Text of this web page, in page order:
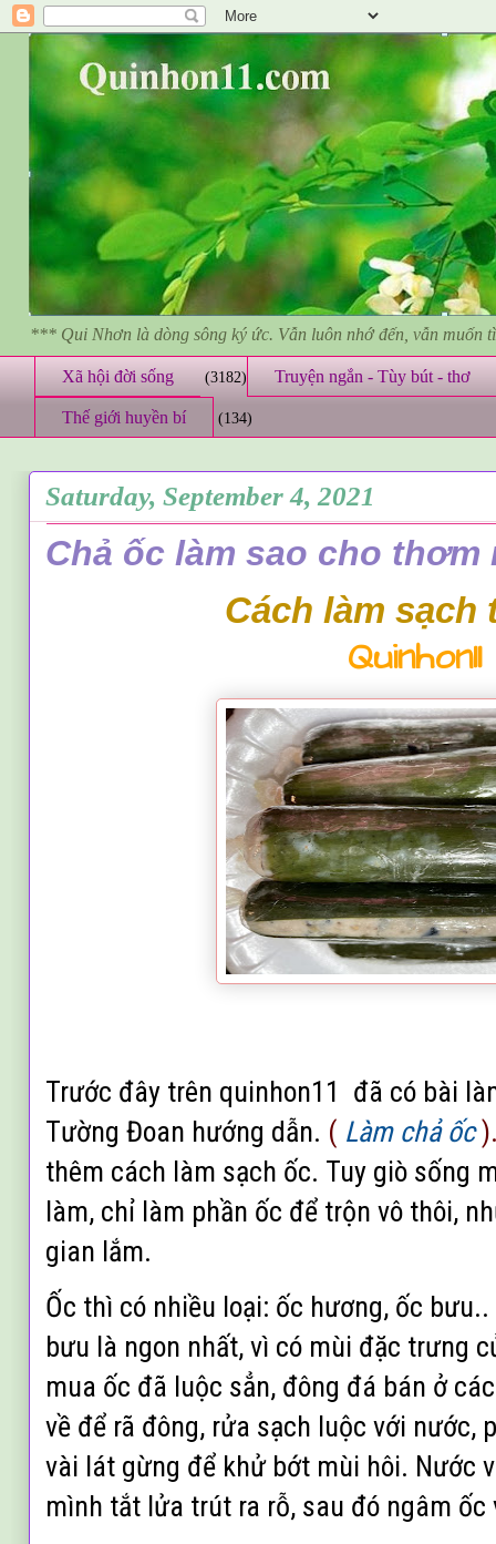
*** Qui Nhơn là dòng sông ký ức. Vẫn luôn nhớ đến, vẫn muốn
Xã hội đời sống (3182) Truyện ngắn - Tùy bút - thơ
Thế giới huyền bí (134)
Saturday, September 4, 2021
Chả ốc làm sao cho thơm
Cách làm sạch
Quinhon11
Trước đây trên quinhon11 đã có bài
Tường Đoan hướng dẫn. ( Làm chả ốc
thêm cách làm sạch ốc. Tuy giò sống
làm, chỉ làm phần ốc để trộn vô thôi, nh
gian lắm.
Ốc thì có nhiều loại: ốc hương, ốc
bưu là ngon nhất, vì có mùi đặc trưng
mua ốc đã luộc sẳn, đông đá bán ở
về để rã đông, rửa sạch luộc với nước,
vài lát gừng để khử bớt mùi hôi. Nước
mình tắt lửa trút ra rỗ, sau đó ngâm